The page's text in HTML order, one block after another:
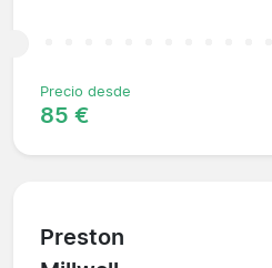
Precio desde
85 €
Preston